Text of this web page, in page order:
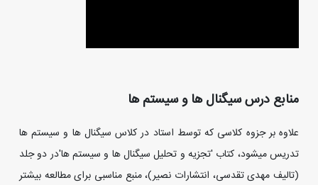
منابع درس سیگنال ها و سیستم ها
علاوه بر جزوه کلاسی که توسط استاد در کلاس سیگنال ها و سیستم ها
تدریس میشود، کتاب 'تجزیه و تحلیل سیگنال ها و سیستم ها'در دو جلد
(تالیف مهدی تقدسی، انتشارات نصیر)، منبع مناسبی برای مطالعه بیشتر